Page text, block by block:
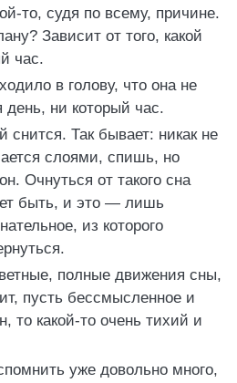
то, судя по всему, причине.
Зависит от того, какой
час.
в голову, что она не
день, ни который час.
снится. Так бывает: никак не
слоями, спишь, но
Очнуться от такого сна
быть, и это — лишь
из которого
полные движения сны,
пусть бессмысленное и
то какой-то очень тихий и
уже довольно много,